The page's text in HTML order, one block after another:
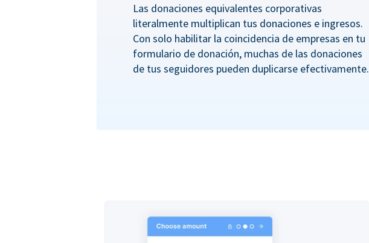
Las donaciones equivalentes corporativas
literalmente multiplican tus donaciones e ingresos.
Con solo habilitar la coincidencia de empresas en tu
formulario de donación, muchas de las donaciones
de tus seguidores pueden duplicarse efectivamente.